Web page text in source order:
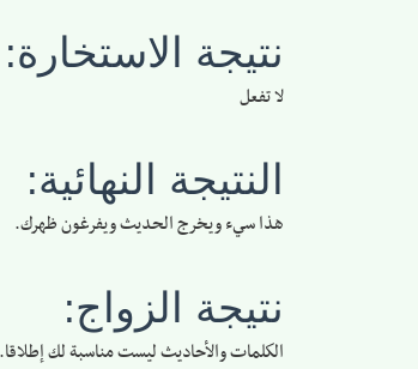
نتيجة الاستخارة:
لا تفعل
النتيجة النهائية:
هذا سيء ويخرج الحديث ويفرغون ظهرك.
نتيجة الزواج:
الكلمات والأحاديث ليست مناسبة لك إطلاقا.